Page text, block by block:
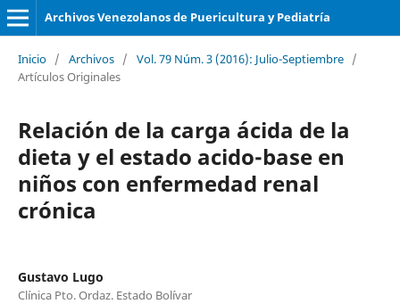
Archivos Venezolanos de Puericultura y Pediatría
Inicio / Archivos / Vol. 79 Núm. 3 (2016): Julio-Septiembre /
Artículos Originales
Relación de la carga ácida de la
dieta y el estado acido-base en
niños con enfermedad renal
crónica
Gustavo Lugo
Clínica Pto. Ordaz. Estado Bolívar